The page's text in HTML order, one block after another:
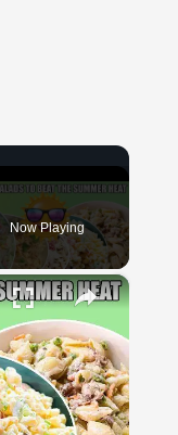
Now Playing
×